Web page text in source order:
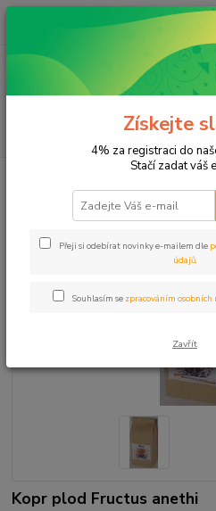
Kopr plod
Kopr plod Fructus anethi
Získejte
4% za registraci do
Stačí zadat váš
Přeji si odebírat novinky e-mailem dle
údajů.
Souhlasím se zpracováním osobních
Zavřít